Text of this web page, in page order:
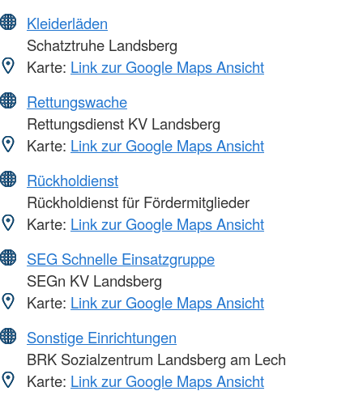
Kleiderläden
Schatztruhe Landsberg
Karte: Link zur Google Maps Ansicht
Rettungswache
Rettungsdienst KV Landsberg
Karte: Link zur Google Maps Ansicht
Rückholdienst
Rückholdienst für Fördermitglieder
Karte: Link zur Google Maps Ansicht
SEG Schnelle Einsatzgruppe
SEGn KV Landsberg
Karte: Link zur Google Maps Ansicht
Sonstige Einrichtungen
BRK Sozialzentrum Landsberg am Lech
Karte: Link zur Google Maps Ansicht